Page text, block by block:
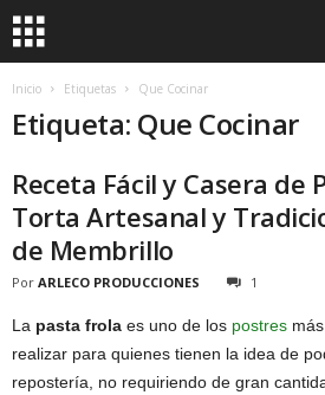
Inicio Etiquetas Que Cocinar
Etiqueta: Que Cocinar
Receta Fácil y Casera de
Torta Artesanal y
de Membrillo
Por ARLECO PRODUCCIONES 1
La pasta frola es uno de los postres
realizar para quienes tienen la idea de
repostería, no requiriendo de gran